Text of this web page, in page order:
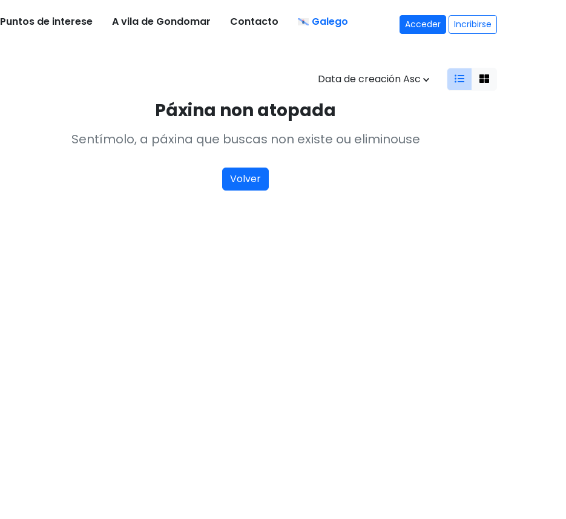
Puntos de interese A vila de Gondomar Contacto Galego Acceder Incribirse
Data de creación Asc
Páxina non atopada
Sentímolo, a páxina que buscas non existe ou eliminouse
Volver